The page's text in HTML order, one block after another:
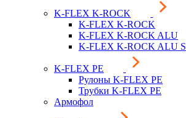
K-FLEX K-ROCK
K-FLEX K-ROCK
K-FLEX K-ROCK ALU
K-FLEX K-ROCK ALU S
K-FLEX PE
Рулоны K-FLEX PE
Трубки K-FLEX PE
Армофол